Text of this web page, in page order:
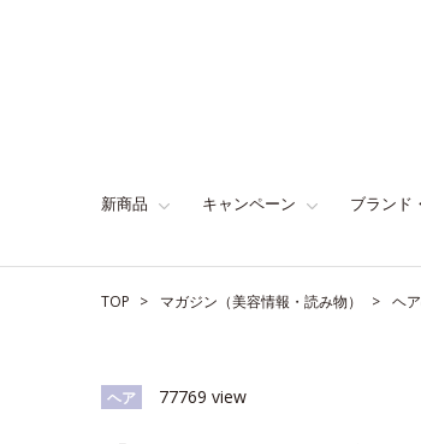
新商品 キャンペーン ブランド
TOP マガジン（美容情報・読み物） ヘ
ヘア 77769 view